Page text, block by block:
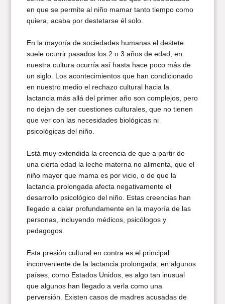
en que se permite al niño mamar tanto tiempo como
quiera, acaba por destetarse él solo.
En la mayoría de sociedades humanas el destete
suele ocurrir pasados los 2 o 3 años de edad; en
nuestra cultura ocurría así hasta hace poco más de
un siglo. Los acontecimientos que han condicionado
en nuestro medio el rechazo cultural hacia la
lactancia más allá del primer año son complejos, pero
no dejan de ser cuestiones culturales, que no tienen
que ver con las necesidades biológicas ni
psicológicas del niño.
Está muy extendida la creencia de que a partir de
una cierta edad la leche materna no alimenta, que el
niño mayor que mama es por vicio, o de que la
lactancia prolongada afecta negativamente el
desarrollo psicológico del niño. Estas creencias han
llegado a calar profundamente en la mayoría de las
personas, incluyendo médicos, psicólogos y
pedagogos.
Esta presión cultural en contra es el principal
inconveniente de la lactancia prolongada; en algunos
países, como Estados Unidos, es algo tan inusual
que algunos han llegado a verla como una
perversión. Existen casos de madres acusadas de